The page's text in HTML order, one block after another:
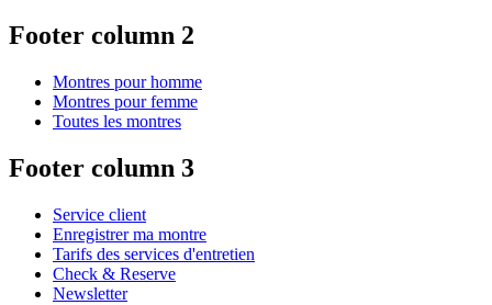
Footer column 2
Montres pour homme
Montres pour femme
Toutes les montres
Footer column 3
Service client
Enregistrer ma montre
Tarifs des services d'entretien
Check & Reserve
Newsletter